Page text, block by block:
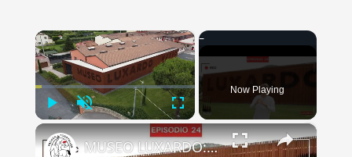
×
Play Unmute Fullscreen
Now Playing
×
MUSEO LUXARDO: Un Viaggio nel Tempo e nel Gusto